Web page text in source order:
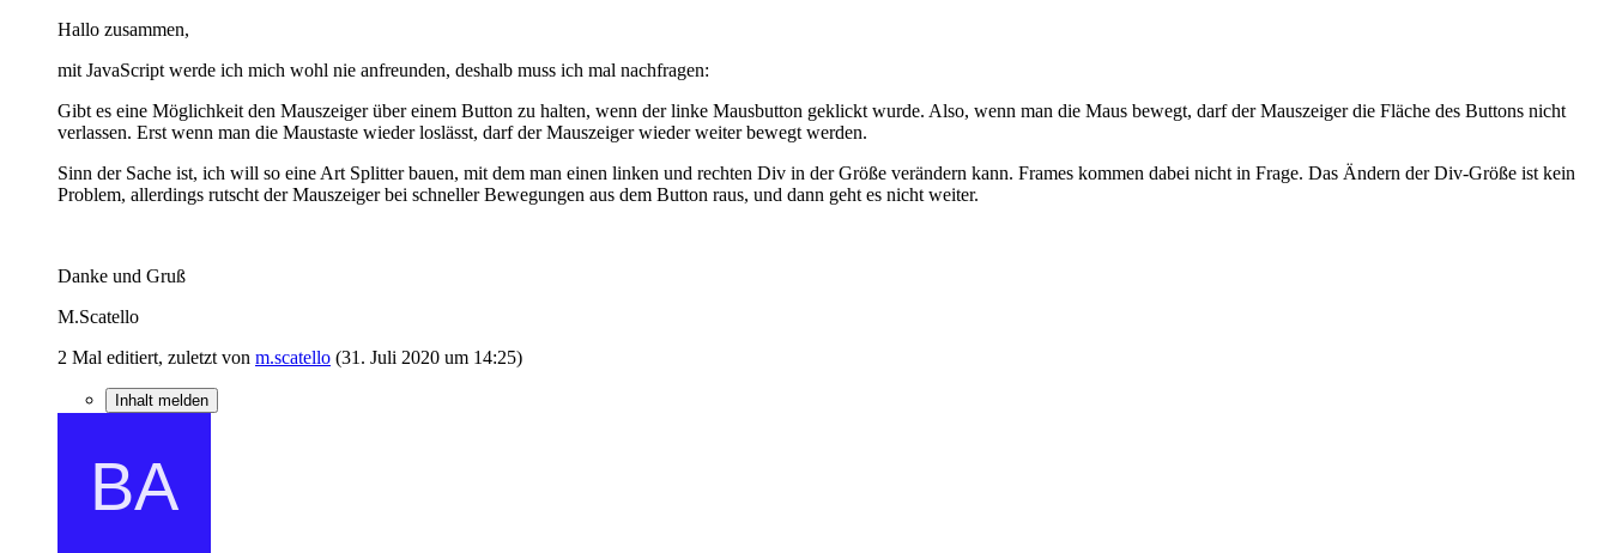
Hallo zusammen,
mit JavaScript werde ich mich wohl nie anfreunden, deshalb muss ich mal nachfragen:
Gibt es eine Möglichkeit den Mauszeiger über einem Button zu halten, wenn der linke Mausbutton geklickt wurde. Also, wenn man die Maus bewegt, darf der Mauszeiger die Fläche des Buttons nicht
verlassen. Erst wenn man die Maustaste wieder loslässt, darf der Mauszeiger wieder weiter bewegt werden.
Sinn der Sache ist, ich will so eine Art Splitter bauen, mit dem man einen linken und rechten Div in der Größe verändern kann. Frames kommen dabei nicht in Frage. Das Ändern der Div-Größe ist kein
Problem, allerdings rutscht der Mauszeiger bei schneller Bewegungen aus dem Button raus, und dann geht es nicht weiter.
Danke und Gruß
M.Scatello
2 Mal editiert, zuletzt von m.scatello (31. Juli 2020 um 14:25)
Inhalt melden